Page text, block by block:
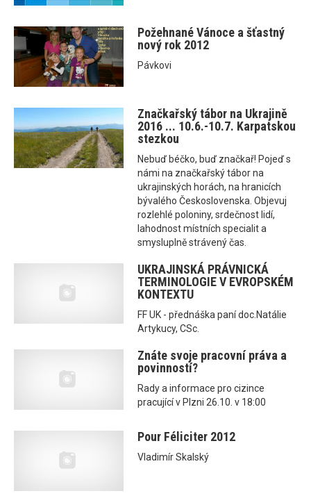
Požehnané Vánoce a šťastný
nový rok 2012
Pávkovi
Značkařský tábor na Ukrajině
2016 ... 10.6.-10.7. Karpatskou
stezkou
Nebuď béčko, buď značkař! Pojeď s
námi na značkařský tábor na
ukrajinských horách, na hranicích
bývalého Československa. Objevuj
rozlehlé poloniny, srdečnost lidí,
lahodnost místních specialit a
smysluplně strávený čas.
UKRAJINSKÁ PRÁVNICKÁ
TERMINOLOGIE V EVROPSKÉM
KONTEXTU
FF UK - přednáška paní doc.Natálie
Artykucy, CSc.
Znáte svoje pracovní práva a
povinností?
Rady a informace pro cizince
pracující v Plzni 26.10. v 18:00
Pour Féliciter 2012
Vladimír Skalský